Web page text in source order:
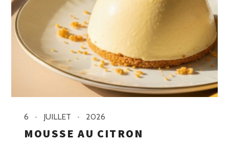
6 JUILLET 2026
MOUSSE AU CITRON